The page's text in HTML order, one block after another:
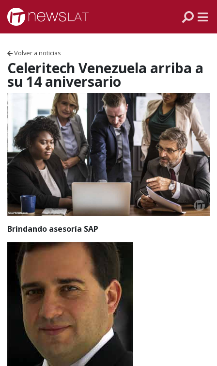
Skip to content
Volver a noticias
Celeritech Venezuela arriba a
su 14 aniversario
Brindando asesoría SAP
ECUADOR
PERÚ
CHILE
ARGENTINA
MÉXICO